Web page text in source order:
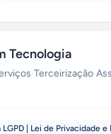
Tecnologia
·Terceirização·
| Lei de Privacidade